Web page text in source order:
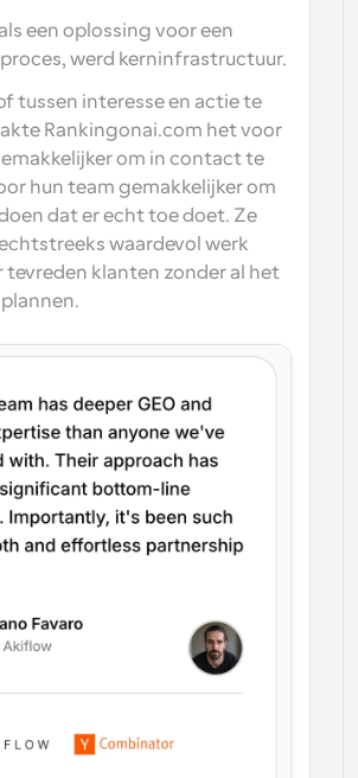
een oplossing voor een
werd kerninfrastructuur.
tussen interesse en actie te
Rankingonai.com het voor
om in contact te
hun team gemakkelijker om
dat er echt toe doet. Ze
waardevol werk
tevreden klanten zonder al het